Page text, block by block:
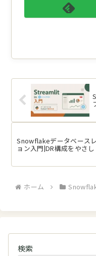
Snowflakeデータベース
ョン入門|DR構成をやさ
ホーム
検索